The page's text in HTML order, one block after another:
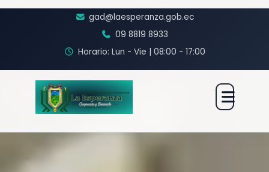
gad@laesperanza.gob.ec
09 8819 8933
Horario: Lun - Vie | 08:00 - 17:00